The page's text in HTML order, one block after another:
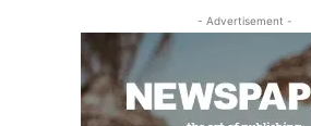
- Advertisement -